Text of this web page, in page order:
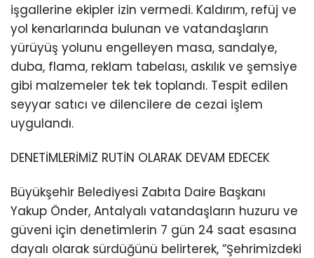
işgallerine ekipler izin vermedi. Kaldırım, refüj ve
yol kenarlarında bulunan ve vatandaşların
yürüyüş yolunu engelleyen masa, sandalye,
duba, flama, reklam tabelası, askılık ve şemsiye
gibi malzemeler tek tek toplandı. Tespit edilen
seyyar satıcı ve dilencilere de cezai işlem
uygulandı.
DENETİMLERİMİZ RUTİN OLARAK DEVAM EDECEK
Büyükşehir Belediyesi Zabıta Daire Başkanı
Yakup Önder, Antalyalı vatandaşların huzuru ve
güveni için denetimlerin 7 gün 24 saat esasına
dayalı olarak sürdüğünü belirterek, “Şehrimizdeki